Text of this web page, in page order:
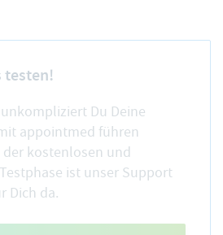
testen!
Du Deine
appointmed führen
kostenlosen und
ist unser Support
Dich da.